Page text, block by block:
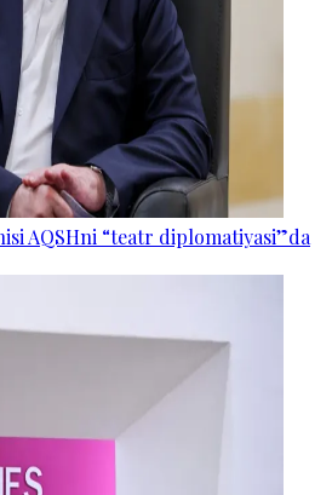
AQSHni “teatr diplomatiyasi”da